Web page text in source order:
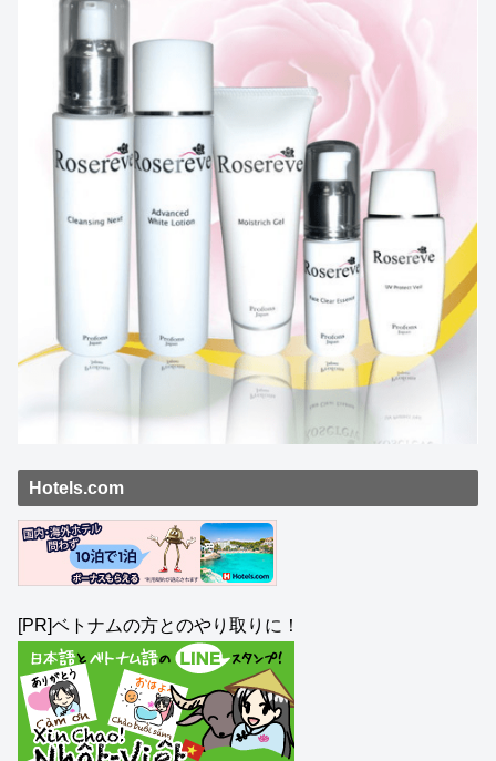
Hotels.com
[PR]ベトナムの方とのやり取りに！